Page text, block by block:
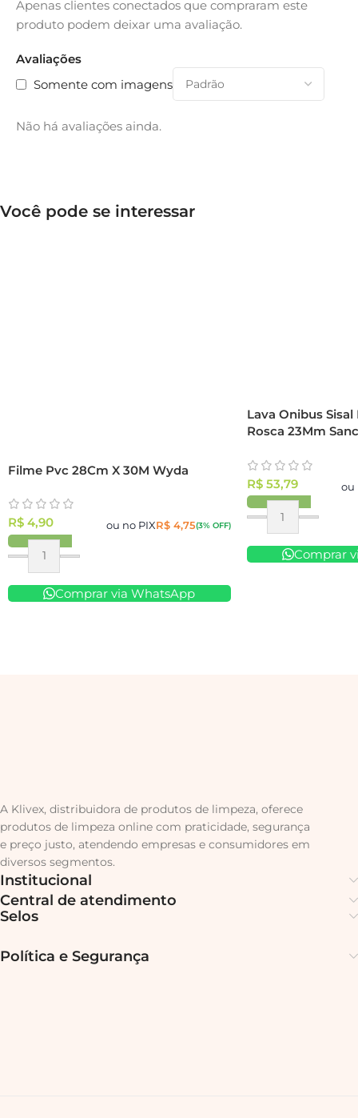
Avaliações
Somente com imagens
Não há avaliações ainda.
Apenas clientes conectados que compraram este
produto podem deixar uma avaliação.
Você pode se interessar
Filme Pvc 28Cm X 30M Wyda
R$ 4,90 ou no PIXR$4,75(3% OFF)
Comprar via WhatsApp
Lava Onibus Sisal
Rosca 23Mm
R$53,79 ou
Comprar
A Klivex, distribuidora de produtos de limpeza, oferece
produtos de limpeza online com praticidade, segurança
e preço justo, atendendo empresas e consumidores em
diversos segmentos.
Institucional
Central de atendimento
Selos
Política e Segurança